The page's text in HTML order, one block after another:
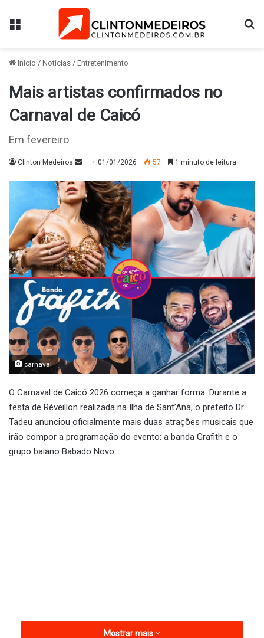
Menu
Início / Notícias / Entretenimento
Mais artistas confirmados no
Carnaval de Caicó
Em fevereiro
Clinton Medeiros
Mande
e-
mail
01/01/2026 57 1 minuto de leitura
carnaval
O Carnaval de Caicó 2026 começa a ganhar forma. Durante a
festa de Réveillon realizada na Ilha de Sant’Ana, o prefeito Dr.
Tadeu anunciou oficialmente mais duas atrações musicais que
irão compor a programação do evento: a banda Grafith e o
grupo baiano Babado Novo.
Mostrar mais